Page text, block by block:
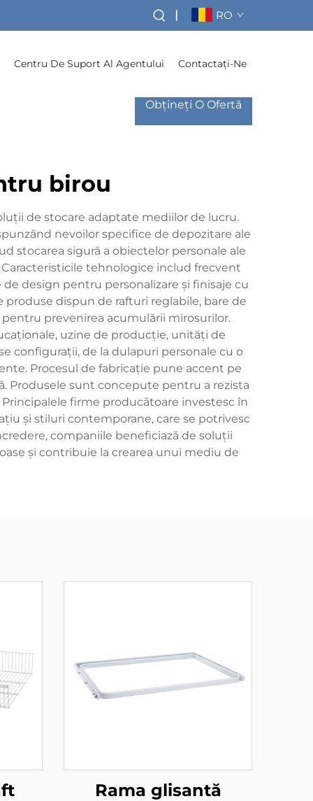
| RO
Centru De Suport Al Agentului Contactați-Ne
Obțineți O Ofertă
birou
de stocare adaptate mediilor de lucru.
nevoilor specifice de depozitare ale
stocarea sigură a obiectelor personale ale
tehnologice includ frecvent
design pentru personalizare și finisaje cu
dispun de rafturi reglabile, bare de
prevenirea acumulării mirosurilor.
uzine de producție, unități de
configurații, de la dulapuri personale cu o
Procesul de fabricație pune accent pe
Produsele sunt concepute pentru a rezista
firme producătoare investesc în
și stiluri contemporane, care se potrivesc
companiile beneficiază de soluții
și contribuie la crearea unui mediu de
Rama glisantă